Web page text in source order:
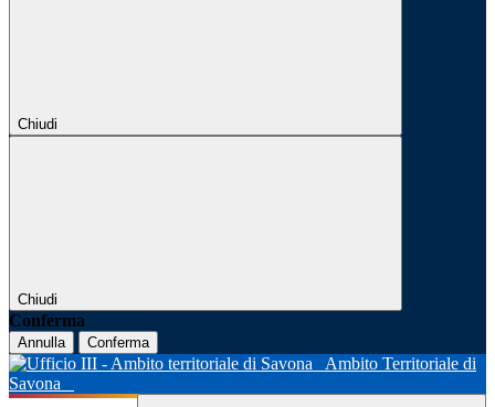
Chiudi
Chiudi
Conferma
Annulla Conferma
Ambito Territoriale di
Savona